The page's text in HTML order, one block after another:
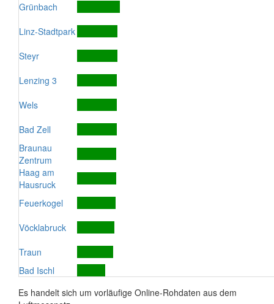
Grünbach
Linz-Stadtpark
Steyr
Lenzing 3
Wels
Bad Zell
Braunau
Zentrum
Haag am
Hausruck
Feuerkogel
Vöcklabruck
Traun
Bad Ischl
Es handelt sich um vorläufige Online-Rohdaten aus dem